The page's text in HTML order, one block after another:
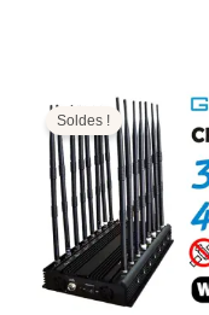
Soldes !
prix
initial
était :
1.999,00€.
prix
actuel
est :
999,99€.